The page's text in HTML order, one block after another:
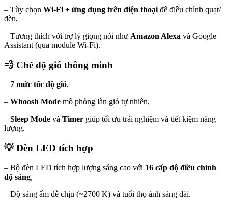
– Tùy chọn Wi-Fi + ứng dụng trên điện thoại để điều chỉnh quạt/
đèn,
– Tương thích với trợ lý giọng nói như Amazon Alexa và Google
Assistant (qua module Wi-Fi).
💨 Chế độ gió thông minh
– 7 mức tốc độ gió,
– Whoosh Mode mô phỏng làn gió tự nhiên,
– Sleep Mode và Timer giúp tối ưu trải nghiệm và tiết kiệm năng
lượng.
💡Đèn LED tích hợp
– Bộ đèn LED tích hợp lượng sáng cao với 16 cấp độ điều chỉnh
độ sáng,
– Độ sáng ấm dễ chịu (~2700 K) và tuổi thọ ánh sáng dài.